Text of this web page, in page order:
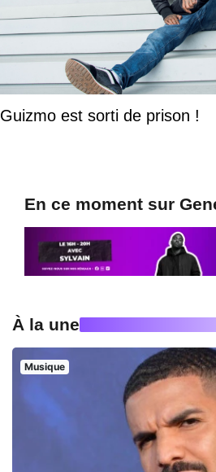
Guizmo est sorti de prison !
En ce moment sur
À la une
Musique